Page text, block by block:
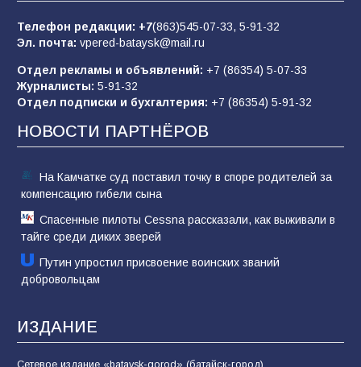
«Слухами Москву не возьмёшь»: почему
заявления Киева о мобилизации — это
отчаяние, а не разведка
81 02.08.2026
Телефон редакции: +7(863)545-07-33, 5-91-32
Эл. почта: vpered-bataysk@mail.ru
Отдел рекламы и объявлений: +7 (86354) 5-07-33
Журналисты: 5-91-32
Отдел подписки и бухгалтерия: +7 (86354) 5-91-32
НОВОСТИ ПАРТНЁРОВ
На Камчатке суд поставил точку в споре родителей за
компенсацию гибели сына
Спасенные пилоты Cessna рассказали, как выживали в
тайге среди диких зверей
Путин упростил присвоение воинских званий
добровольцам
ИЗДАНИЕ
Сетевое издание «bataysk-gorod» (батайск-город)